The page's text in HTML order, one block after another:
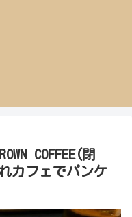
COFFEE(閉
カフェでパンケ